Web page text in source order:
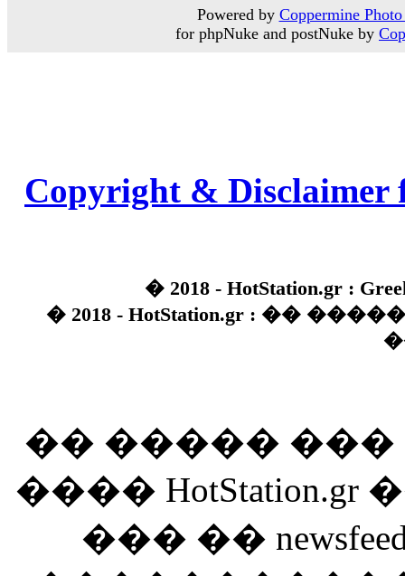
Powered by Coppermine
for phpNuke and postNuke by
Copyright & Disclaimer
� 2018 - HotStation.gr :
� 2018 - HotStation.gr : ��
�� �����
����
��� ��